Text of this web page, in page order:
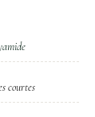
courtes